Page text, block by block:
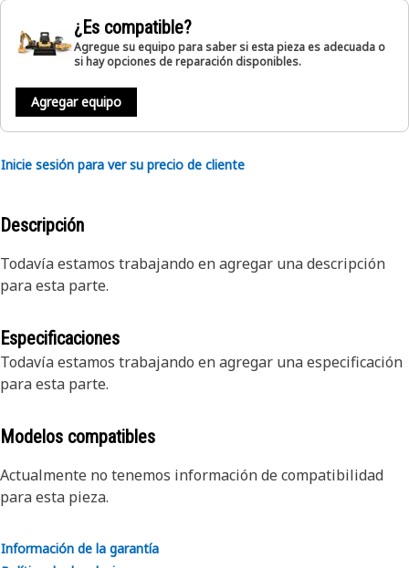
¿Es compatible?
Agregue su equipo para saber si esta pieza es adecuada o
si hay opciones de reparación disponibles.
Agregar equipo
Inicie sesión para ver su precio de cliente
Descripción
Todavía estamos trabajando en agregar una descripción
para esta parte.
Especificaciones
Todavía estamos trabajando en agregar una especificación
para esta parte.
Modelos compatibles
Actualmente no tenemos información de compatibilidad
para esta pieza.
Información de la garantía